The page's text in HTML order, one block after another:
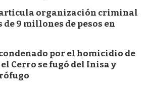
organización criminal
de 9 millones de pesos en
por el homicidio de
Cerro se fugó del Inisa y